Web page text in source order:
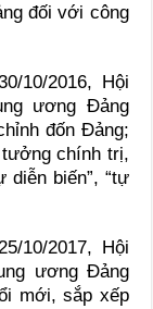
đối với công
10/2016, Hội
ương Đảng
đốn Đảng;
chính trị,
diễn biến”, “tự
10/2017, Hội
ương Đảng
mới, sắp xếp